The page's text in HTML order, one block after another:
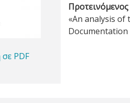
PDF
«An analysis of
Documentation